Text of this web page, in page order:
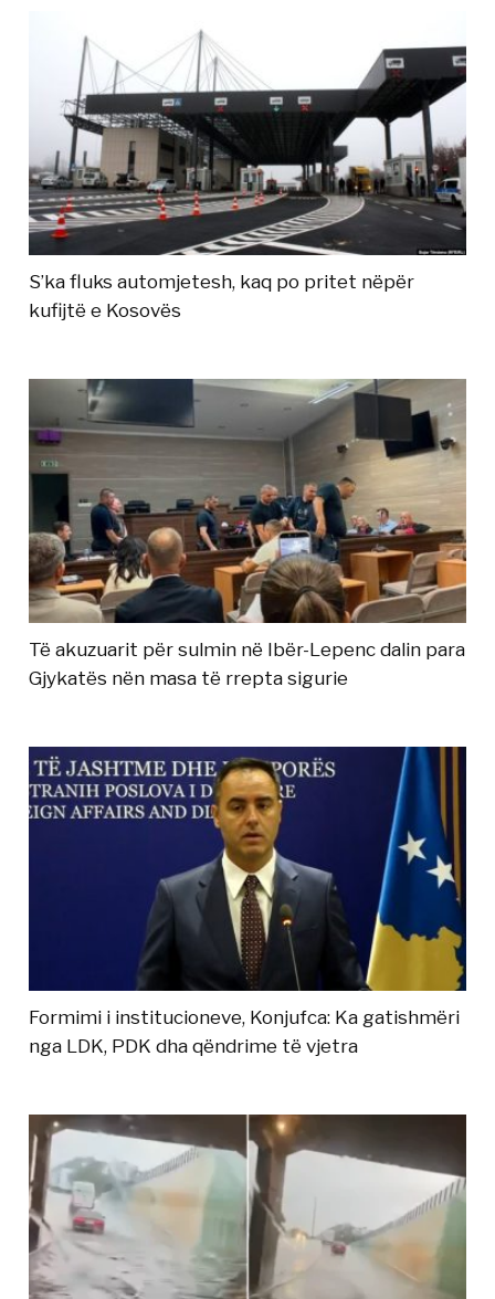
S’ka fluks automjetesh, kaq po pritet nëpër
kufijtë e Kosovës
Të akuzuarit për sulmin në Ibër-Lepenc dalin para
Gjykatës nën masa të rrepta sigurie
Formimi i institucioneve, Konjufca: Ka gatishmëri
nga LDK, PDK dha qëndrime të vjetra